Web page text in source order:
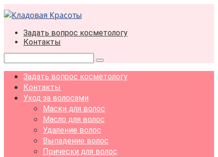
Перейти
к
контентуЗадать вопрос косметологу
Контакты
Поиск:
Задать вопрос косметологу
Контакты
Уход за волосами
Маски для волос
Масло для волос
Удаление волос
Выпадение волос
Прически для волос